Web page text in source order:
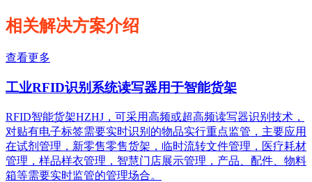
相关解决方案介绍
查看更多
工业RFID识别系统读写器用于智能货架
RFID智能货架HZHJ，可采用高频或超高频读写器识别技术，
对贴有电子标签需要实时识别的物品实行重点监管，主要应用
在试剂管理，新零售零售货架，临时流转文件管理，医疗耗材
管理，样品样衣管理，智慧门店展示管理，产品、配件、物料
箱等需要实时监管的管理场合。